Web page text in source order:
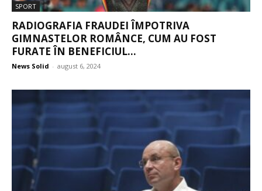
SPORT
RADIOGRAFIA FRAUDEI ÎMPOTRIVA
GIMNASTELOR ROMÂNCE, CUM AU FOST
FURATE ÎN BENEFICIUL...
News Solid - august 6, 2024